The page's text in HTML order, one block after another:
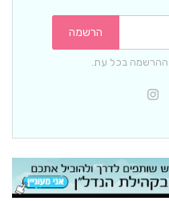
הרשמה
בכל עת.